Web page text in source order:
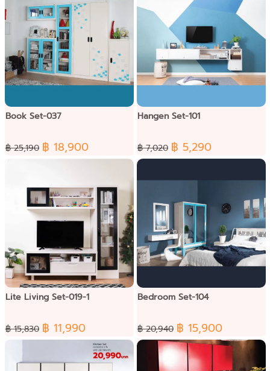
Book Set-037
฿ 25,190 ฿ 18,900
Hangen Set-101
฿ 7,020 ฿ 5,290
Lite Living Set-019-1
฿ 15,830 ฿ 11,990
Bedroom Set-104
฿ 20,940 ฿ 15,900